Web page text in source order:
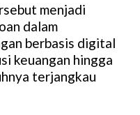
menjadi
dalam
berbasis digital
keuangan hingga
terjangkau